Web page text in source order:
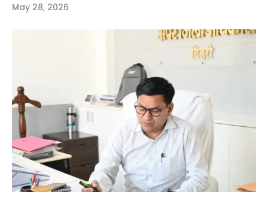
May 28, 2026